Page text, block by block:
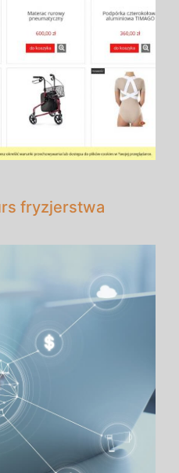
fryzjerstwa